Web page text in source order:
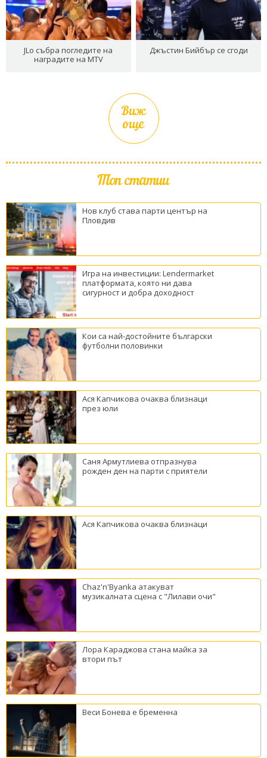
JLo събра погледите на
наградите на MTV
Джъстин Бийбър се сгоди
Виж
още
Топ статии
Нов клуб става парти център на
Пловдив
Игра на инвестиции: Lendermarket
платформата, която ни дава
сигурност и добра доходност
Кои са най-достойните български
футболни половинки
Ася Капчикова очаква близнаци
през юли
Саня Армутлиева отпразнува
рожден ден на парти с приятели
Ася Капчикова очаква близнаци
Chaz'n'Byanka атакуват
музикалната сцена с "Лилави очи"
Лора Караджова стана майка за
втори път
Веси Бонева е бременна